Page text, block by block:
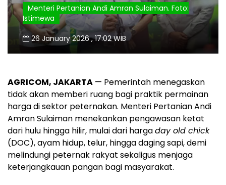
Menteri Pertanian Andi Amran Sulaiman. Foto:
Istimewa
26 January 2026 , 17:02 WIB
AGRICOM, JAKARTA — Pemerintah menegaskan
tidak akan memberi ruang bagi praktik permainan
harga di sektor peternakan. Menteri Pertanian Andi
Amran Sulaiman menekankan pengawasan ketat
dari hulu hingga hilir, mulai dari hargaday old chick
(DOC), ayam hidup, telur, hingga daging sapi, demi
melindungi peternak rakyat sekaligus menjaga
keterjangkauan pangan bagi masyarakat.